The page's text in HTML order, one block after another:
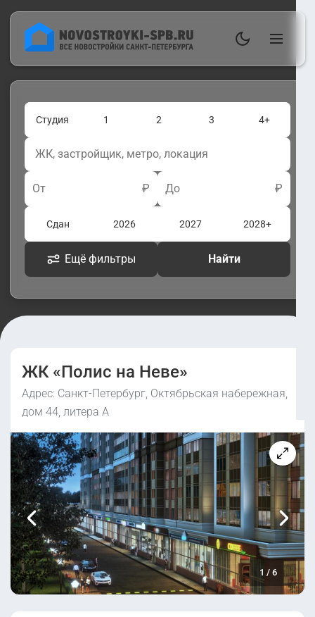
Студия 1 2 3 4+
От ₽ До ₽
Сдан 2026 2027 2028+
Ещё фильтры Найти
ЖК «Полис на Неве»
Адрес: Санкт-Петербург, Октябрьская набережная,
дом 44, литера А
1 / 6